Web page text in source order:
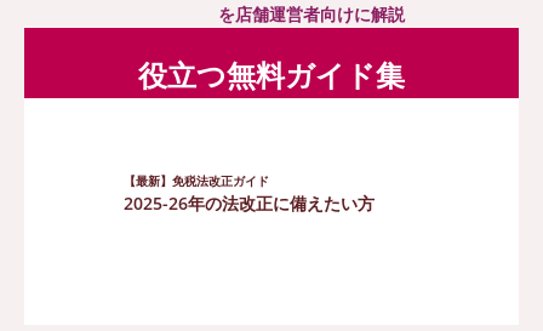
を店舗運営者向けに解説
役立つ無料ガイド集
【最新】免税法改正ガイド
2025-26年の法改正に備えたい方